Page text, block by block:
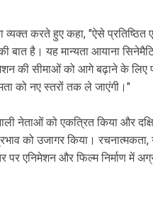
व्यक्त करते हुए कहा, "ऐसे
बात है। यह मान्यता आयाना
की सीमाओं को आगे बढ़ाने के लिए
को नए स्तरों तक ले जाएंगी।"
नेताओं को एकत्रित किया और
को उजागर किया।
पर एनिमेशन और फिल्म निर्माण में